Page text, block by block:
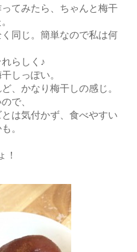
てみたら、ちゃんと梅干
同じ。簡単なので私は何
らしく♪
しっぽい。
、かなり梅干しの感じ。
で、
は気付かず、食べやすい
。
！